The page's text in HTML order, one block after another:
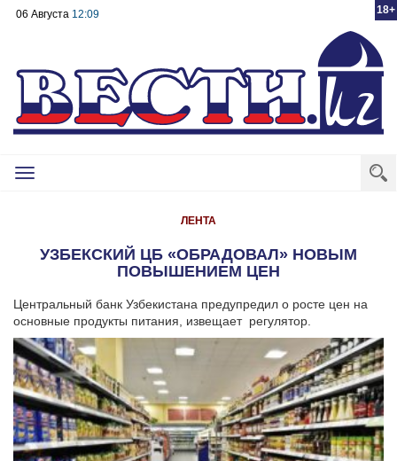
18+
06 Августа 12:09
Toggle
ЛЕНТА
УЗБЕКСКИЙ ЦБ «ОБРАДОВАЛ» НОВЫМ
ПОВЫШЕНИЕМ ЦЕН
Центральный банк Узбекистана предупредил о росте цен на
основные продукты питания, извещает регулятор.